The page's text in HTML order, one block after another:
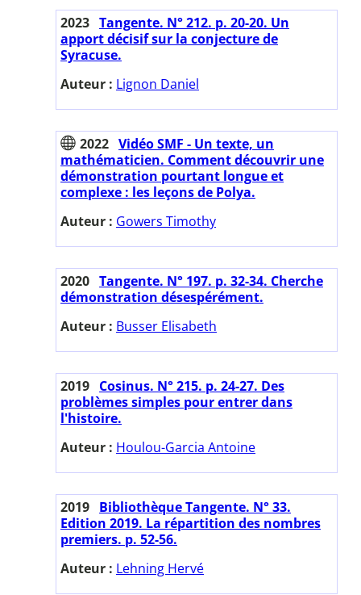
2023 Tangente. N° 212. p. 20-20. Un
apport décisif sur la conjecture de
Syracuse.
Auteur : Lignon Daniel
2022 Vidéo SMF - Un texte, un
mathématicien. Comment découvrir une
démonstration pourtant longue et
complexe : les leçons de Polya.
Auteur : Gowers Timothy
2020 Tangente. N° 197. p. 32-34. Cherche
démonstration désespérément.
Auteur : Busser Elisabeth
2019 Cosinus. N° 215. p. 24-27. Des
problèmes simples pour entrer dans
l'histoire.
Auteur : Houlou-Garcia Antoine
2019 Bibliothèque Tangente. N° 33.
Edition 2019. La répartition des nombres
premiers. p. 52-56.
Auteur : Lehning Hervé